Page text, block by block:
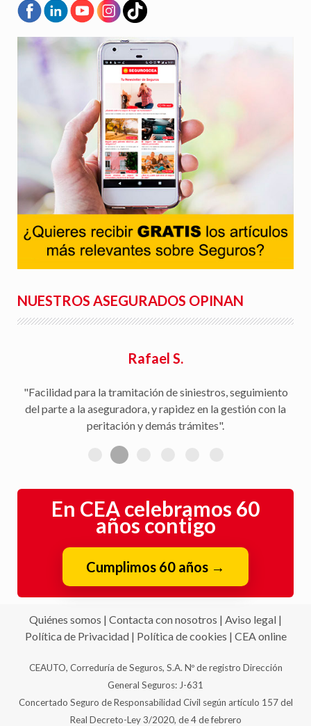
NUESTROS ASEGURADOS OPINAN
Rafael S.
"Facilidad para la tramitación de siniestros, seguimiento
del parte a la aseguradora, y rapidez en la gestión con la
peritación y demás trámites".
En CEA celebramos 60
años contigo
Cumplimos 60 años →
Quiénes somos | Contacta con nosotros | Aviso legal |
Política de Privacidad| Política de cookies | CEA online
CEAUTO, Correduría de Seguros, S.A. Nº de registro Dirección
General Seguros: J-631
Concertado Seguro de Responsabilidad Civil según artículo 157 del
Real Decreto-Ley 3/2020, de 4 de febrero